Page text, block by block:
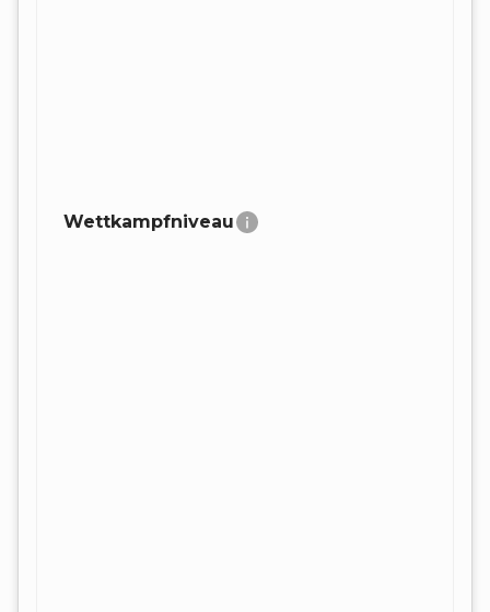
Wettkampfniveau